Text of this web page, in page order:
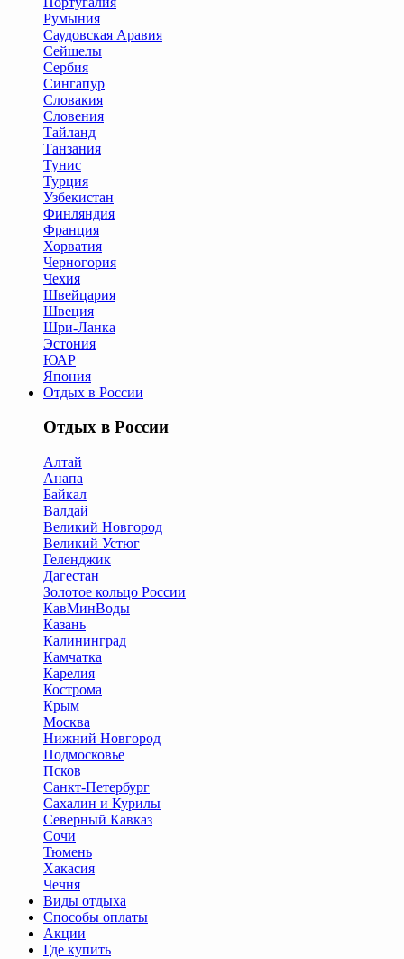
Румыния
Саудовская Аравия
Сейшелы
Сербия
Сингапур
Словакия
Словения
Тайланд
Танзания
Тунис
Турция
Узбекистан
Финляндия
Франция
Хорватия
Черногория
Чехия
Швейцария
Швеция
Шри-Ланка
Эстония
ЮАР
Япония
Отдых в России
Отдых в России
Алтай
Анапа
Байкал
Валдай
Великий Новгород
Великий Устюг
Геленджик
Дагестан
Золотое кольцо России
КавМинВоды
Казань
Калининград
Камчатка
Карелия
Кострома
Крым
Москва
Нижний Новгород
Подмосковье
Псков
Санкт-Петербург
Сахалин и Курилы
Северный Кавказ
Сочи
Тюмень
Хакасия
Чечня
Виды отдыха
Способы оплаты
Акции
Где купить